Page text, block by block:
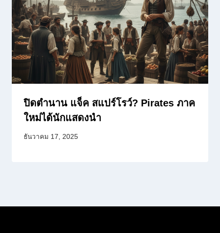
ปิดตำนาน แจ็ค สแปร์โรว์? Pirates ภาค
ใหม่ได้นักแสดงนำ
ธันวาคม 17, 2025